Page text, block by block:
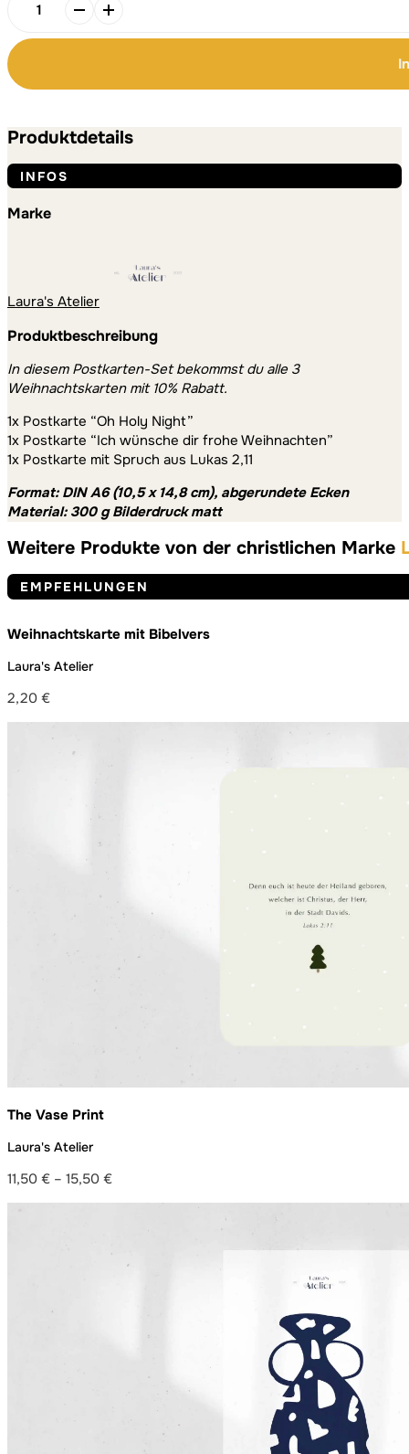
Weihnachtskarten-
Set
Produktdetails
INFOS
Marke
Laura's Atelier
Produktbeschreibung
In diesem Postkarten-Set bekommst du alle 3
Weihnachtskarten mit 10% Rabatt.
1x Postkarte “Oh Holy Night”
1x Postkarte “Ich wünsche dir frohe Weihnachten”
1x Postkarte mit Spruch aus Lukas 2,11
Format: DIN A6 (10,5 x 14,8 cm), abgerundete Ecken
Material: 300 g Bilderdruck matt
Weitere Produkte von der christlichen Marke
EMPFEHLUNGEN
Weihnachtskarte mit Bibelvers
Laura's Atelier
2,20 €
The Vase Print
Laura's Atelier
11,50 € – 15,50 €
15,50 €